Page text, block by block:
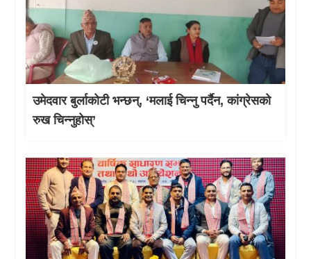
उमेदवार बुर्लाकोटी भन्छन्, ‘मलाई चिन्नु पर्दैन, कांग्रेसको
रुख चिन्नुहोस्’